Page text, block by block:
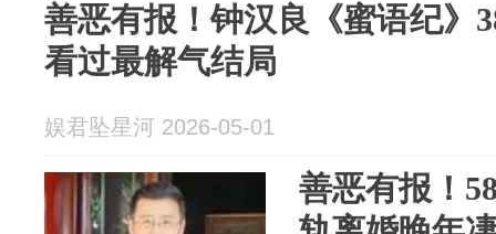
善恶有报！钟汉良《蜜语纪》
看过最解气结局
娱君坠星河 2026-05-01
善恶有报！